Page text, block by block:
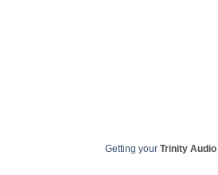
Getting your Trinity Audio